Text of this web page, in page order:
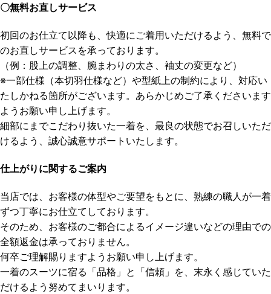
〇無料お直しサービス
初回のお仕立て以降も、快適にご着用いただけるよう、無料で
のお直しサービスを承っております。
（例：股上の調整、腕まわりの太さ、袖丈の変更など）
※一部仕様（本切羽仕様など）や型紙上の制約により、対応い
たしかねる箇所がございます。あらかじめご了承くださいます
ようお願い申し上げます。
細部にまでこだわり抜いた一着を、最良の状態でお召しいただ
けるよう、誠心誠意サポートいたします。
仕上がりに関するご案内
当店では、お客様の体型やご要望をもとに、熟練の職人が一着
ずつ丁寧にお仕立てしております。
そのため、お客様のご都合によるイメージ違いなどの理由での
全額返金は承っておりません。
何卒ご理解賜りますようお願い申し上げます。
一着のスーツに宿る「品格」と「信頼」を、末永く感じていた
だけるよう努めてまいります。